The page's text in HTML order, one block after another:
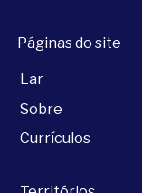
Páginas do site
Lar
Sobre
Currículos